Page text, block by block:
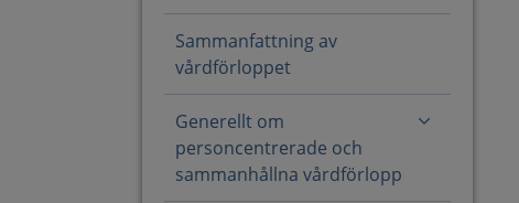
Sammanfattning av
vårdförloppet
Generellt om
personcentrerade och
sammanhållna vårdförlopp